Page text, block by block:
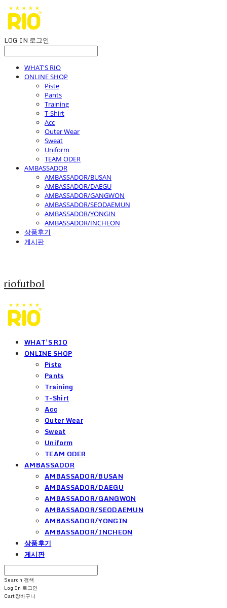
LOG IN 로그인
WHAT'S RIO
ONLINE SHOP
Piste
Pants
Training
T-Shirt
Acc
Outer Wear
Sweat
Uniform
TEAM ODER
AMBASSADOR
AMBASSADOR/BUSAN
AMBASSADOR/DAEGU
AMBASSADOR/GANGWON
AMBASSADOR/SEODAEMUN
AMBASSADOR/YONGIN
AMBASSADOR/INCHEON
상품후기
게시판
riofutbol
WHAT'S RIO
ONLINE SHOP
Piste
Pants
Training
T-Shirt
Acc
Outer Wear
Sweat
Uniform
TEAM ODER
AMBASSADOR
AMBASSADOR/BUSAN
AMBASSADOR/DAEGU
AMBASSADOR/GANGWON
AMBASSADOR/SEODAEMUN
AMBASSADOR/YONGIN
AMBASSADOR/INCHEON
상품후기
게시판
Search 검색
Log In 로그인
Cart장바구니